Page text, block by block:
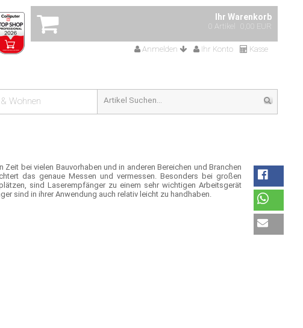
Ihr Warenkorb
0 Artikel 0,00 EUR
Anmelden Ihr Konto Kasse
Wohnen
bei vielen Bauvorhaben und in anderen Bereichen und Branchen
das genaue Messen und vermessen. Besonders bei großen
sind Laserempfänger zu einem sehr wichtigen Arbeitsgerät
sind in ihrer Anwendung auch relativ leicht zu handhaben.